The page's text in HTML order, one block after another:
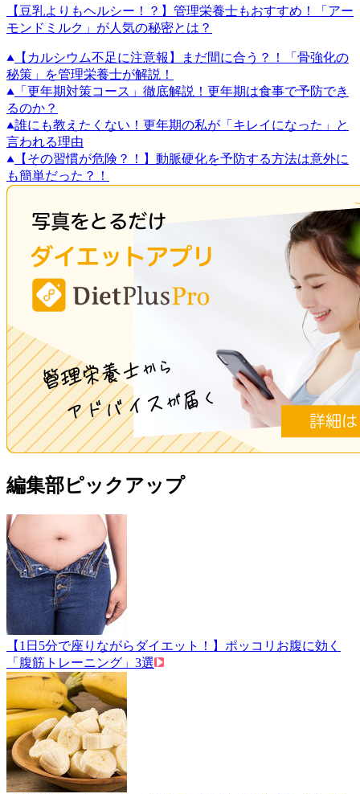
【豆乳よりもヘルシー！？】管理栄養士もおすすめ！「アー
モンドミルク」が人気の秘密とは？
【カルシウム不足に注意報】まだ間に合う？！「骨強化の
秘策」を管理栄養士が解説！
「更年期対策コース」徹底解説！更年期は食事で予防でき
るのか？
誰にも教えたくない！更年期の私が「キレイになった」と
言われる理由
【その習慣が危険？！】動脈硬化を予防する方法は意外に
も簡単だった？！
編集部ピックアップ
【1日5分で座りながらダイエット！】ポッコリお腹に効く
「腹筋トレーニング」3選